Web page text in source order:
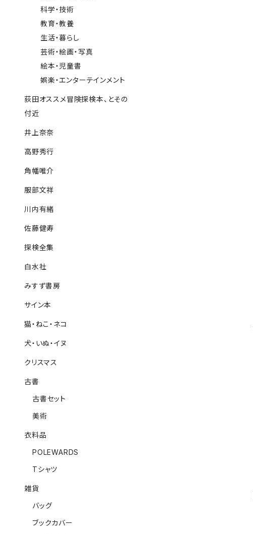
科学・技術
教育・教養
生活・暮らし
芸術・絵画・写真
絵本・児童書
娯楽・エンターテインメント
荻田オススメ冒険探検本、とその
付近
井上奈奈
高野秀行
角幡唯介
服部文祥
川内有緒
佐藤健寿
探検全集
白水社
みすず書房
サイン本
猫・ねこ・ネコ
犬・いぬ・イヌ
クリスマス
古書
古書セット
美術
衣料品
POLEWARDS
Tシャツ
雑貨
バッグ
ブックカバー